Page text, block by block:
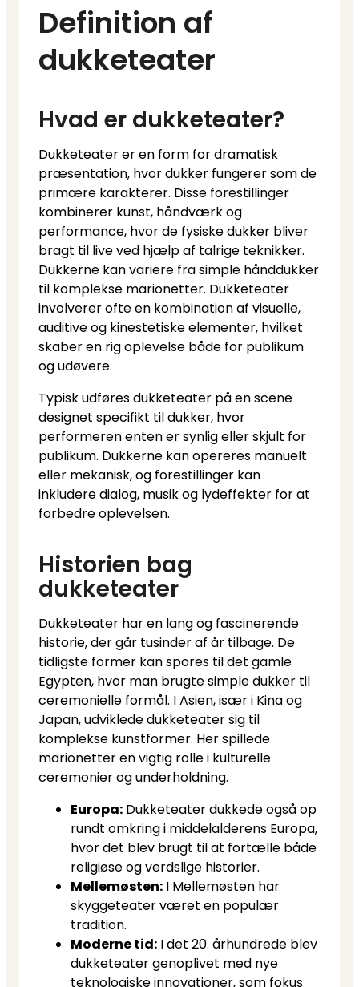
Definition af
dukketeater
Hvad er dukketeater?
Dukketeater er en form for dramatisk
præsentation, hvor dukker fungerer som de
primære karakterer. Disse forestillinger
kombinerer kunst, håndværk og
performance, hvor de fysiske dukker bliver
bragt til live ved hjælp af talrige teknikker.
Dukkerne kan variere fra simple hånddukker
til komplekse marionetter. Dukketeater
involverer ofte en kombination af visuelle,
auditive og kinestetiske elementer, hvilket
skaber en rig oplevelse både for publikum
og udøvere.
Typisk udføres dukketeater på en scene
designet specifikt til dukker, hvor
performeren enten er synlig eller skjult for
publikum. Dukkerne kan opereres manuelt
eller mekanisk, og forestillinger kan
inkludere dialog, musik og lydeffekter for at
forbedre oplevelsen.
Historien bag
dukketeater
Dukketeater har en lang og fascinerende
historie, der går tusinder af år tilbage. De
tidligste former kan spores til det gamle
Egypten, hvor man brugte simple dukker til
ceremonielle formål. I Asien, især i Kina og
Japan, udviklede dukketeater sig til
komplekse kunstformer. Her spillede
marionetter en vigtig rolle i kulturelle
ceremonier og underholdning.
Europa: Dukketeater dukkede også op
rundt omkring i middelalderens Europa,
hvor det blev brugt til at fortælle både
religiøse og verdslige historier.
Mellemøsten: I Mellemøsten har
skyggeteater været en populær
tradition.
Moderne tid: I det 20. århundrede blev
dukketeater genoplivet med nye
teknologiske innovationer, som fokus